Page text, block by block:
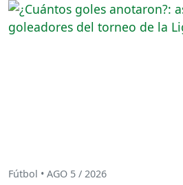
Fútbol • AGO 5 / 2026